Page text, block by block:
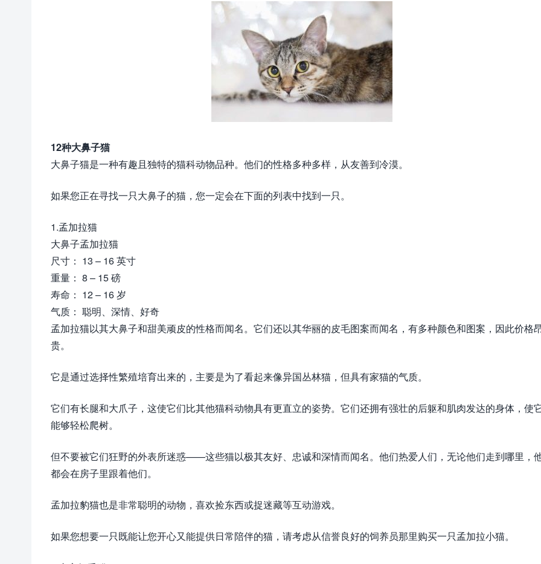
12种大鼻子猫
大鼻子猫是一种有趣且独特的猫科动物品种。他们的性格多种多样，从友善到冷漠。
如果您正在寻找一只大鼻子的猫，您一定会在下面的列表中找到一只。
1.孟加拉猫
大鼻子孟加拉猫
尺寸： 13 – 16 英寸
重量： 8 – 15 磅
寿命： 12 – 16 岁
气质： 聪明、深情、好奇
孟加拉猫以其大鼻子和甜美顽皮的性格而闻名。它们还以其华丽的皮毛图案而闻名，有多种颜色和图案，因此价格
贵。
它是通过选择性繁殖培育出来的，主要是为了看起来像异国丛林猫，但具有家猫的气质。
它们有长腿和大爪子，这使它们比其他猫科动物具有更直立的姿势。它们还拥有强壮的后躯和肌肉发达的身体，使
能够轻松爬树。
但不要被它们狂野的外表所迷惑——这些猫以极其友好、忠诚和深情而闻名。他们热爱人们，无论他们走到哪里，
都会在房子里跟着他们。
孟加拉豹猫也是非常聪明的动物，喜欢捡东西或捉迷藏等互动游戏。
如果您想要一只既能让您开心又能提供日常陪伴的猫，请考虑从信誉良好的饲养员那里购买一只孟加拉小猫。